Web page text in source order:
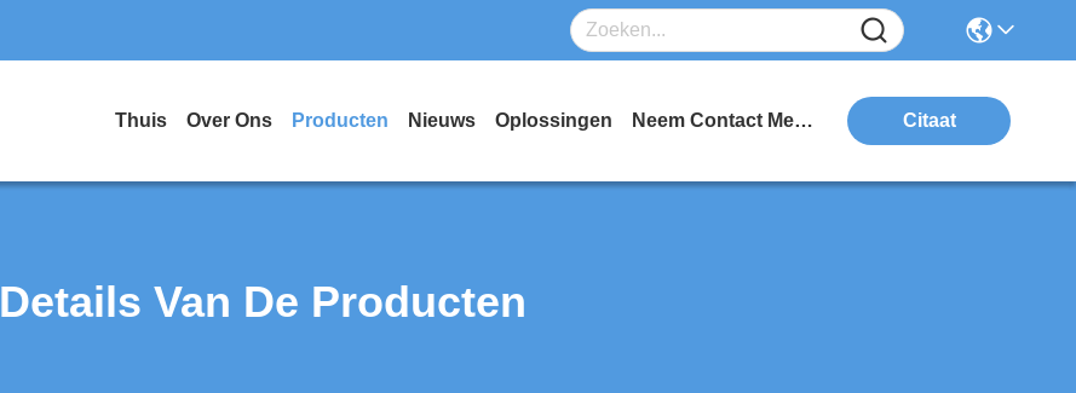
Thuis Over Ons Producten Nieuws Oplossingen Neem Contact Met Ons Op Citaat
Details Van De Producten